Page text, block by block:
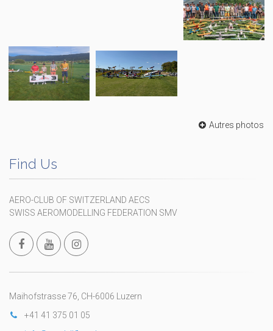
Autres photos
Find Us
AERO-CLUB OF SWITZERLAND AECS
SWISS AEROMODELLING FEDERATION SMV
Maihofstrasse 76, CH-6006 Luzern
+41 41 375 01 05